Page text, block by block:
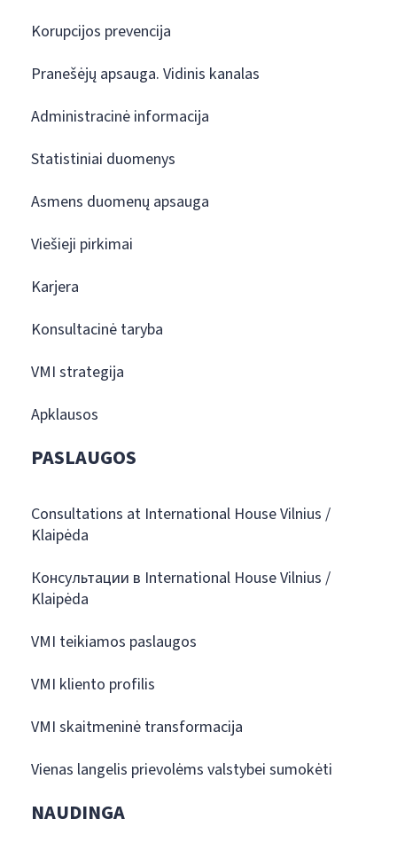
Korupcijos prevencija
Pranešėjų apsauga. Vidinis kanalas
Administracinė informacija
Statistiniai duomenys
Asmens duomenų apsauga
Viešieji pirkimai
Karjera
Konsultacinė taryba
VMI strategija
Apklausos
PASLAUGOS
Consultations at International House Vilnius /
Klaipėda
Консультации в International House Vilnius /
Klaipėda
VMI teikiamos paslaugos
VMI kliento profilis
VMI skaitmeninė transformacija
Vienas langelis prievolėms valstybei sumokėti
NAUDINGA